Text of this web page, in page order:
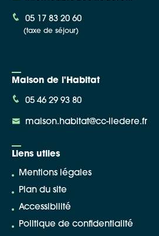
05 17 83 20 60
(taxe de séjour)
Maison de l'Habitat
05 46 29 93 80
maison.habitat@cc-iledere.fr
Liens utiles
Mentions légales
Plan du site
Accessibilité
Politique de confidentialité